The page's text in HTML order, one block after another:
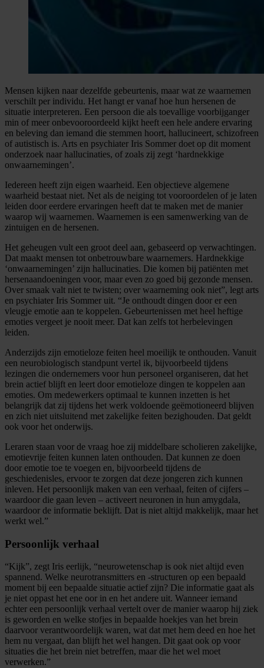
Mensen kijken naar dezelfde gebeurtenis, maar wat ze waarnemen
verschilt per individu. Het hangt er vanaf hoe hun hersenen de
situatie interpreteren. Een persoon die als toevallige voorbijganger
min of meer onbevooroordeeld kijkt heeft een hele andere ervaring
en beleving dan iemand die stemmen hoort, hallucineert, schizofreen
of autistisch is. Arts en psychiater Iris Sommer doet op dit moment
onderzoek naar hallucinaties, of zoals zij zegt ‘hardnekkige
onwaarnemingen’.
Iedereen heeft zijn eigen waarheid. Een objectieve algemene
waarheid bestaat niet. Net als de neiging tot vooroordelen of je laten
leiden door eerdere ervaringen heeft dat te maken met de manier
waarop wij waarnemen. Waarnemen is een samenwerking van de
zintuigen en de hersenen.
Het geheugen vult een groot deel aan, gebaseerd op verwachtingen.
Dat maakt mensen tot onbetrouwbare waarnemers. Hardnekkige
‘onwaarnemingen’ zijn hallucinaties. Die komen bij patiënten met
hersenaandoeningen voor, maar even zo goed bij gezonde mensen.
Over smaak valt niet te twisten; over waarneming ook niet”, legt arts
en psychiater Iris Sommer uit. “Je onthoudt dingen door er een
vleugje emotie aan te koppelen. Gebeurtenissen met heel heftige
emoties vergeet je nooit meer. Dat kan zelfs tot herbelevingen
leiden.
Anderzijds zijn emotieloze feiten heel moeilijk te onthouden. Vanuit
een neurobiologisch standpunt vertel ik, bijvoorbeeld tijdens
lezingen die ondernemers voor hun personeel organiseren, dat het
brein actief blijft en leert door emotieloze dingen te koppelen aan
emoties. Om medewerkers optimaal te kunnen inzetten is het
belangrijk dat zij tijdens het werk voldoende geëmotioneerd blijven
en zich niet uitsluitend met zakelijke feiten bezighouden. Dat geldt
ook voor het onderwijs.
Leraren staan voor de vraag hoe zij middelbare scholieren zakelijke,
emotievrije feiten kunnen laten onthouden. Dat kunnen ze doen
door emotie toe te voegen en, bijvoorbeeld tijdens de
geschiedenisles, ervoor te zorgen dat deze jongeren zich kunnen
inleven. Het persoonlijk maken van een verhaal, feiten of cijfers –
waardoor die gaan leven – activeert neuronen in hun amygdala,
waardoor de informatie beklijft. Dat is niet altijd makkelijk, maar het
werkt wel.”
Persoonlijk verhaal
“Kijk”, zegt Iris eerlijk, “neurowetenschap is ook niet altijd even
spannend. Welke neurotransmitters en -structuren op een bepaald
moment bij een bepaalde situatie actief zijn? Die informatie gaat als
je niet oppast het ene oor in en het andere uit. Wanneer iemand
echter een persoonlijk verhaal vertelt over de manier waarop hij ziek
is geworden en welke stofjes in bepaalde hoekjes van het brein
daarvoor verantwoordelijk waren, wat dat met hem deed en hoe het
hem nu vergaat, dan blijft het wel hangen. Dit gaat ook op voor
situaties die het brein niet betreffen, maar die het wel moet
verwerken.”